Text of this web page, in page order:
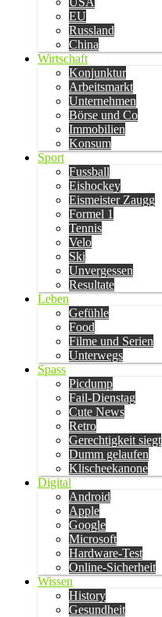
EU
Russland
China
Wirtschaft
Konjunktur
Arbeitsmarkt
Unternehmen
Börse und Co
Immobilien
Konsum
Sport
Fussball
Eishockey
Eismeister Zaugg
Formel 1
Tennis
Velo
Ski
Unvergessen
Resultate
Leben
Gefühle
Food
Filme und Serien
Unterwegs
Spass
Picdump
Fail-Dienstag
Cute News
Retro
Gerechtigkeit siegt
Dumm gelaufen
Klischeekanone
Digital
Android
Apple
Google
Microsoft
Hardware-Test
Online-Sicherheit
Wissen
History
Gesundheit